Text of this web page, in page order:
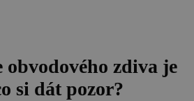
zdiva je
si dát pozor?